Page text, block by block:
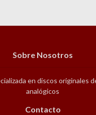
Sobre Nosotros
en discos originales
analógicos
Contacto